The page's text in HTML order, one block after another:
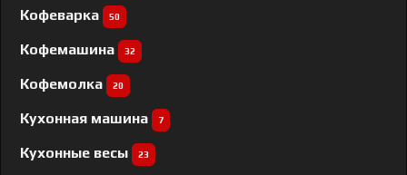
Кофеварка 50
Кофемашина 32
Кофемолка 20
Кухонная машина 7
Кухонные весы 23